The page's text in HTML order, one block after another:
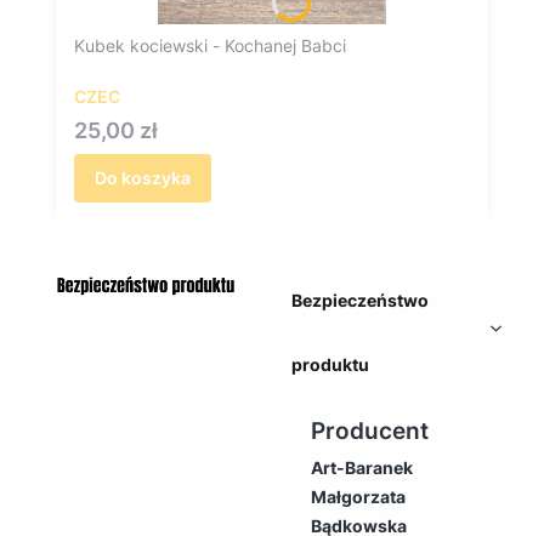
Kubek kociewski - Kochanej Babci
CZEC
Cena
25,00 zł
Do koszyka
Bezpieczeństwo
produktu
Producent
Art-Baranek
Małgorzata
Bądkowska